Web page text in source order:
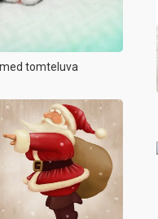
tomteluva